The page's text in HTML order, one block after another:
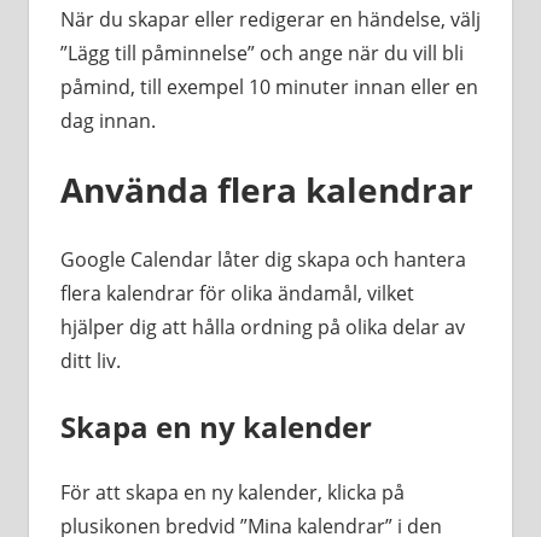
När du skapar eller redigerar en händelse, välj
”Lägg till påminnelse” och ange när du vill bli
påmind, till exempel 10 minuter innan eller en
dag innan.
Använda flera kalendrar
Google Calendar låter dig skapa och hantera
flera kalendrar för olika ändamål, vilket
hjälper dig att hålla ordning på olika delar av
ditt liv.
Skapa en ny kalender
För att skapa en ny kalender, klicka på
plusikonen bredvid ”Mina kalendrar” i den